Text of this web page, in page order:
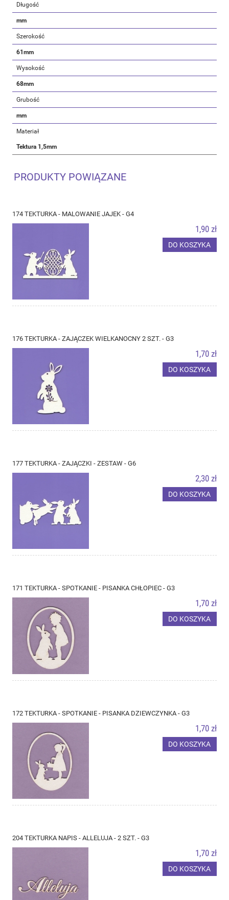
Długość
mm
Szerokość
61mm
Wysokość
68mm
Grubość
mm
Materiał
Tektura 1,5mm
PRODUKTY POWIĄZANE
174 TEKTURKA - MALOWANIE JAJEK - G4
1,90 zł
DO KOSZYKA
176 TEKTURKA - ZAJĄCZEK WIELKANOCNY 2 SZT. - G3
1,70 zł
DO KOSZYKA
177 TEKTURKA - ZAJĄCZKI - ZESTAW - G6
2,30 zł
DO KOSZYKA
171 TEKTURKA - SPOTKANIE - PISANKA CHŁOPIEC - G3
1,70 zł
DO KOSZYKA
172 TEKTURKA - SPOTKANIE - PISANKA DZIEWCZYNKA - G3
1,70 zł
DO KOSZYKA
204 TEKTURKA NAPIS - ALLELUJA - 2 SZT. - G3
1,70 zł
DO KOSZYKA